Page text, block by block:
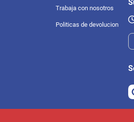
Trabaja con nosotros
Politicas de devolucion